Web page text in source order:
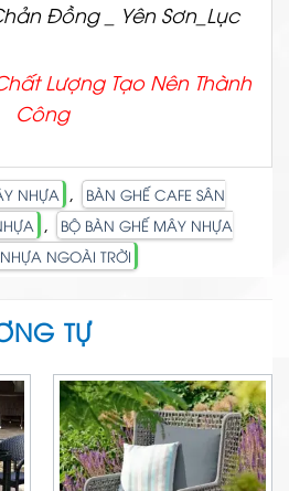
Đồng _ Yên Sơn_Lục
Lượng Tạo Nên Thành
Công
NHỰA ,
BÀN GHẾ CAFE SÂN
,
BỘ BÀN GHẾ MÂY NHỰA
NGOÀI TRỜI
TỰ